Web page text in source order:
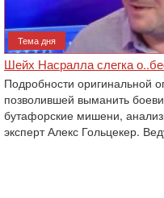
Тема дня
Шейх Насралла слегка
Подробности оригинальной
позволившей выманить
бутафорские мишени,
эксперт Алекс Гольцекер.